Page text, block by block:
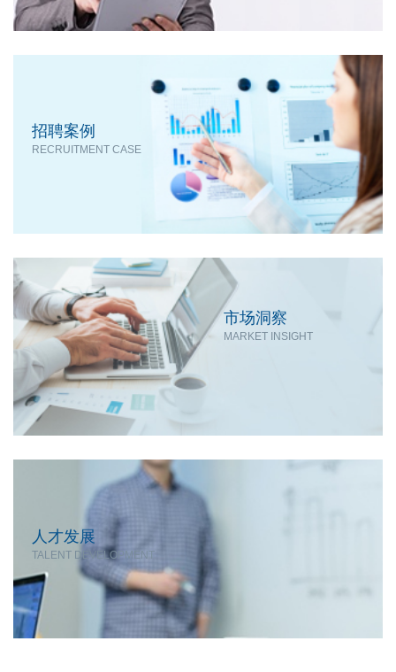
招聘案例
RECRUITMENT CASE
市场洞察
MARKET INSIGHT
人才发展
TALENT DEVELOPMENT